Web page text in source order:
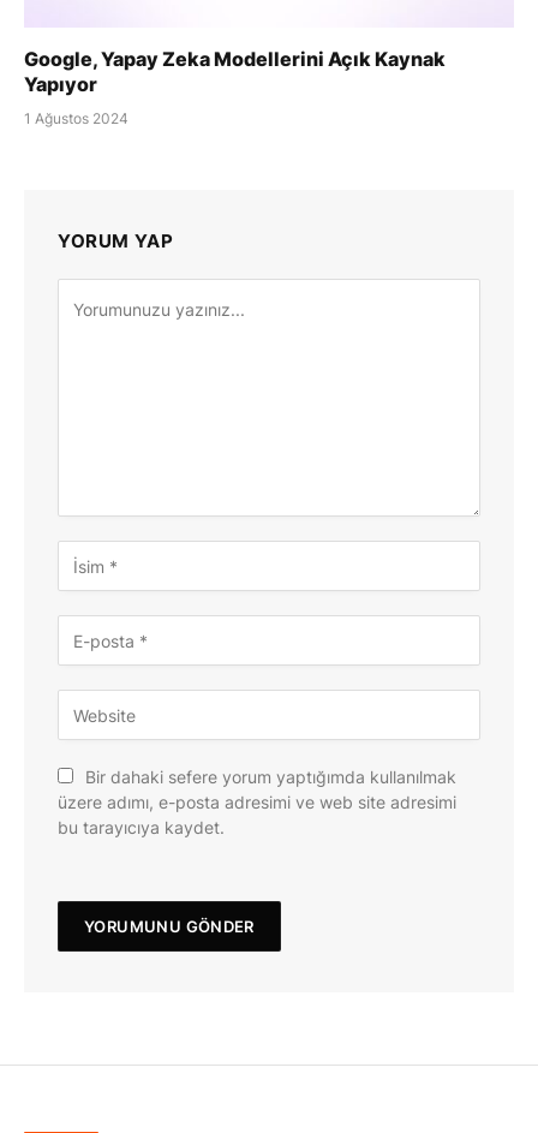
Google, Yapay Zeka Modellerini Açık Kaynak
Yapıyor
1 Ağustos 2024
YORUM YAP
Bir dahaki sefere yorum yaptığımda kullanılmak
üzere adımı, e-posta adresimi ve web site adresimi
bu tarayıcıya kaydet.